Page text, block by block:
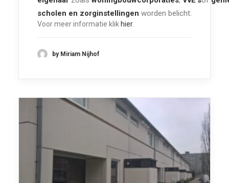
scholen en zorginstellingen worden belicht.
Voor meer informatie klik hier.
by Miriam Nijhof